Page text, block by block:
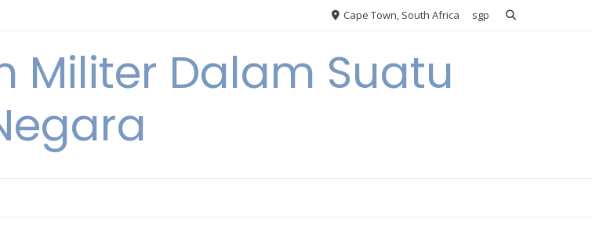
Cape Town, South Africa sgp
Militer Dalam Suatu